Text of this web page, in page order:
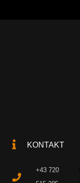
KONTAKT
+43 720